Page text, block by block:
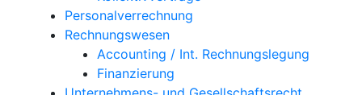
Personalverrechnung
Rechnungswesen
Accounting / Int. Rechnungslegung
Finanzierung